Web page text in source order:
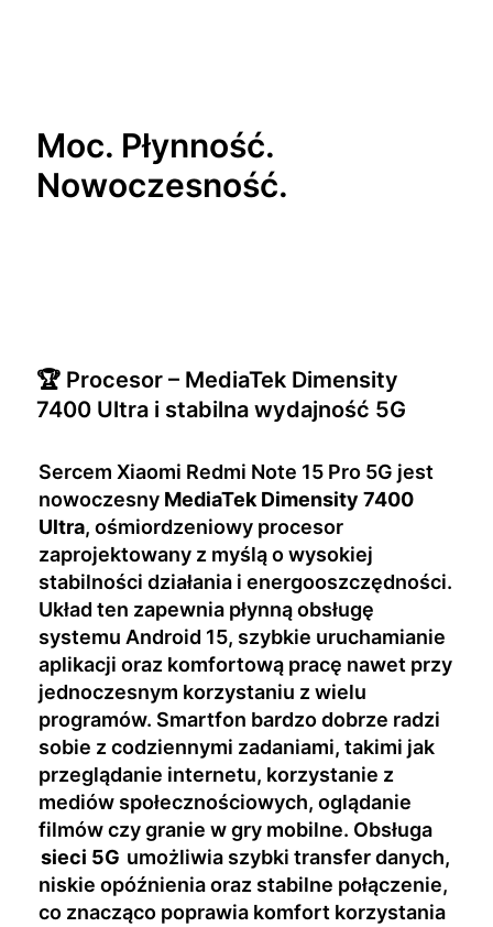
Moc. Płynność.
Nowoczesność.
🏆 Procesor – MediaTek Dimensity
7400 Ultra i stabilna wydajność 5G
Sercem Xiaomi Redmi Note 15 Pro 5G jest
nowoczesny MediaTek Dimensity 7400
Ultra, ośmiordzeniowy procesor
zaprojektowany z myślą o wysokiej
stabilności działania i energooszczędności.
Układ ten zapewnia płynną obsługę
systemu Android 15, szybkie uruchamianie
aplikacji oraz komfortową pracę nawet przy
jednoczesnym korzystaniu z wielu
programów. Smartfon bardzo dobrze radzi
sobie z codziennymi zadaniami, takimi jak
przeglądanie internetu, korzystanie z
mediów społecznościowych, oglądanie
filmów czy granie w gry mobilne. Obsługa
sieci 5G umożliwia szybki transfer danych,
niskie opóźnienia oraz stabilne połączenie,
co znacząco poprawia komfort korzystania